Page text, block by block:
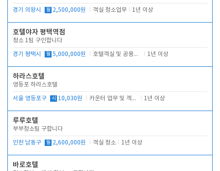
경기 의왕시 월 2,500,000원 객실 청소업무 1년 이상
호텔야자 평택역점
청소 1팀 구인합니다
경기 평택시 월 5,000,000원 호텔객실 및 공용시설 청소 관리 1년 이상
하라스호텔
영등포 하라스호텔
서울 영등포구 시 10,030원 카운터 업무 및 객실관리(청소상태 확인, 객실판매) 1년 이상
루루호텔
부부청소팀 구합니다
인천 남동구 월 2,600,000원 객실 청소 1년 이상
바로호텔